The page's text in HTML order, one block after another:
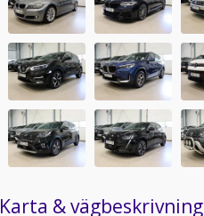
Karta & vägbeskrivning